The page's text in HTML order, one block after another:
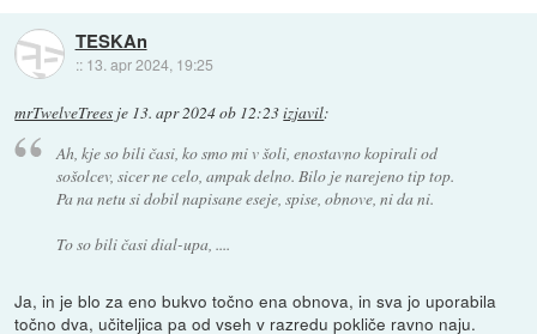
TESKAn
:: 13. apr 2024, 19:25
mrTwelveTrees je 13. apr 2024 ob 12:23izjavil:
Ah, kje so bili časi, ko smo mi v šoli, enostavno kopirali od
sošolcev, sicer ne celo, ampak delno. Bilo je narejeno tip top.
Pa na netu si dobil napisane eseje, spise, obnove, ni da ni.
To so bili časi dial-upa, ....
Ja, in je blo za eno bukvo točno ena obnova, in sva jo uporabila
točno dva, učiteljica pa od vseh v razredu pokliče ravno naju.